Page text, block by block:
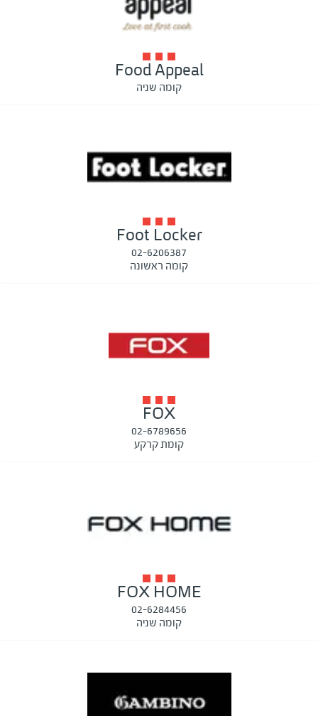
Food Appeal
קומה שניה
Foot Locker
02-6206387
קומה ראשונה
FOX
02-6789656
קומת קרקע
FOX HOME
02-6284456
קומה שניה